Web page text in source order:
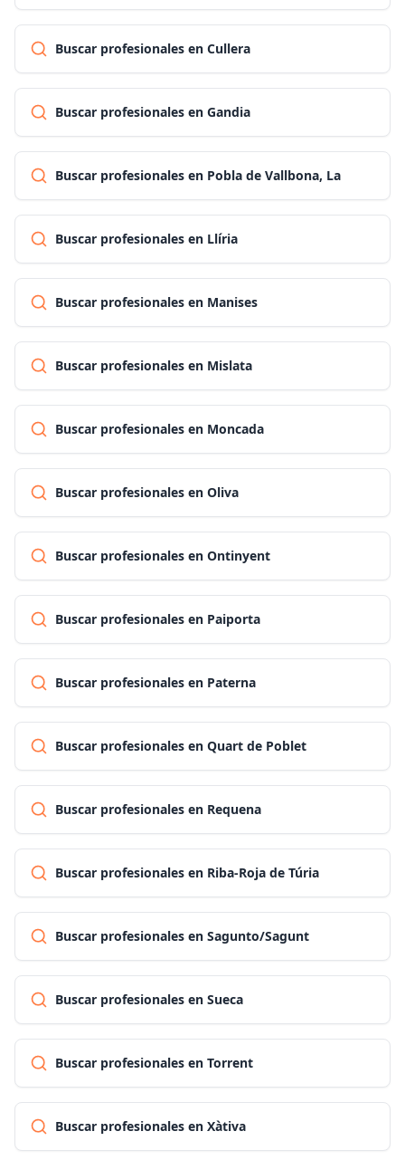
Buscar profesionales en Cullera
Buscar profesionales en Gandia
Buscar profesionales en Pobla de Vallbona, La
Buscar profesionales en Llíria
Buscar profesionales en Manises
Buscar profesionales en Mislata
Buscar profesionales en Moncada
Buscar profesionales en Oliva
Buscar profesionales en Ontinyent
Buscar profesionales en Paiporta
Buscar profesionales en Paterna
Buscar profesionales en Quart de Poblet
Buscar profesionales en Requena
Buscar profesionales en Riba-Roja de Túria
Buscar profesionales en Sagunto/Sagunt
Buscar profesionales en Sueca
Buscar profesionales en Torrent
Buscar profesionales en Xàtiva